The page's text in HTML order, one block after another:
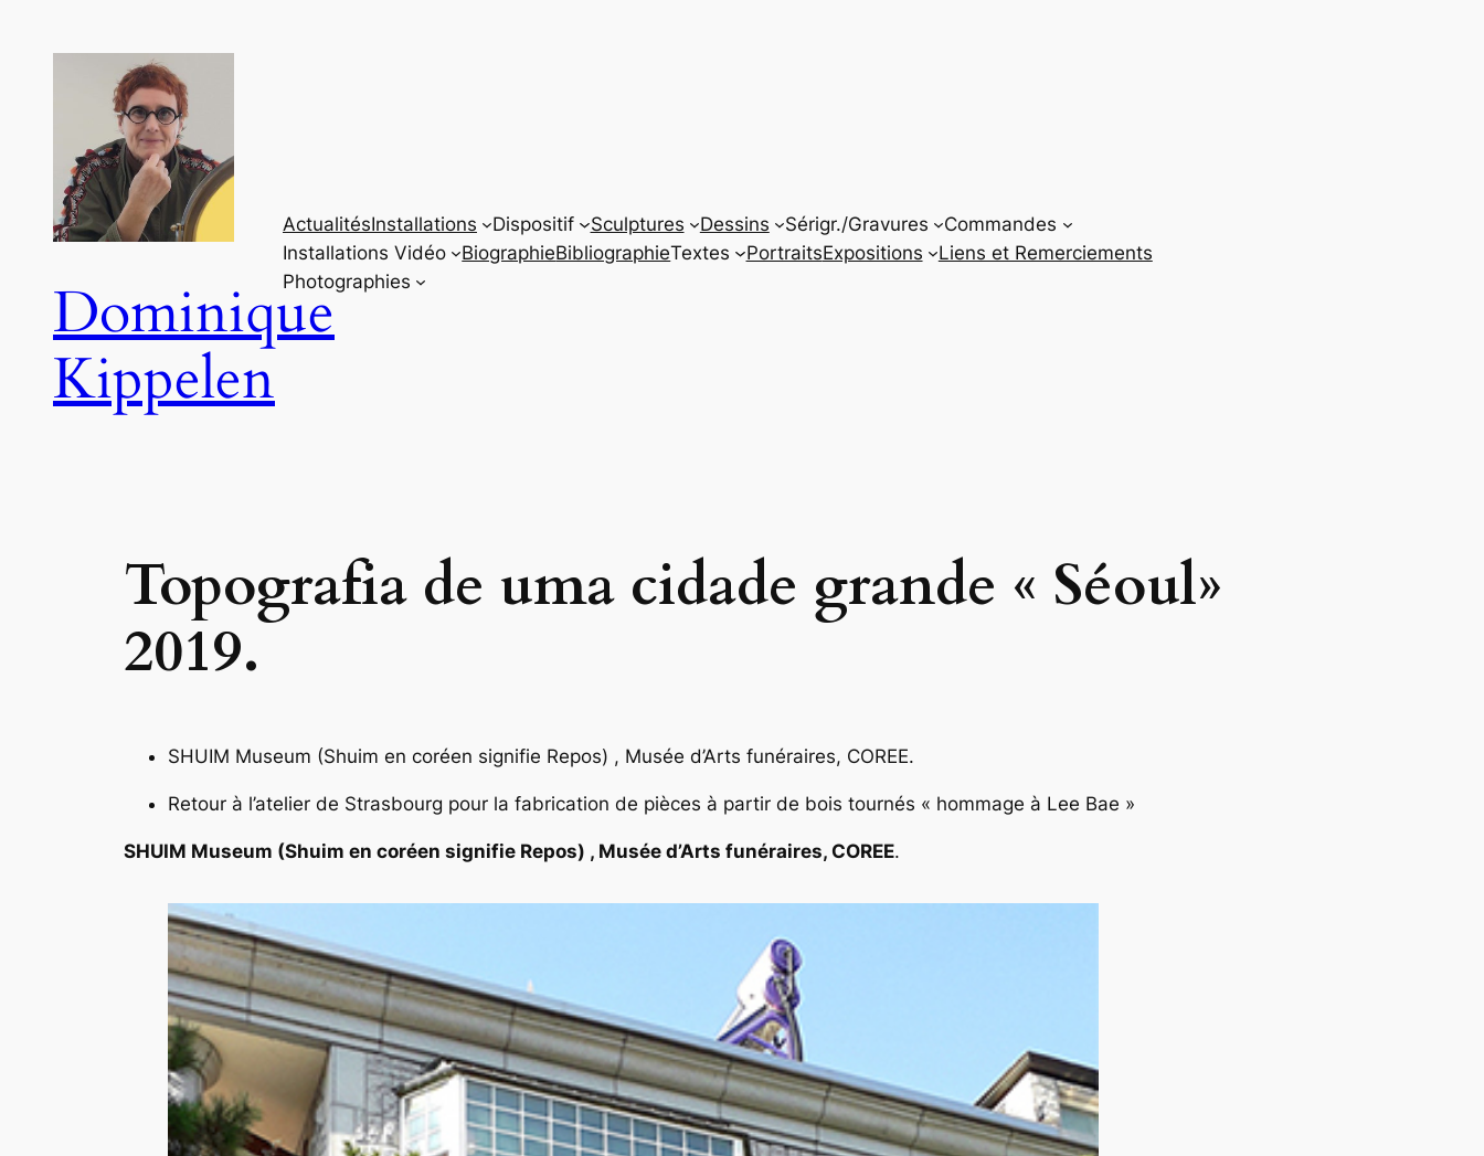
Dominique
Kippelen
ActualitésInstallations Dispositif Sculptures Dessins Sérigr./Gravures
Commandes
Installations Vidéo
BiographieBibliographieTextes PortraitsExpositions
Liens et Remerciements
Photographies
Topografia de uma cidade grande « Séoul»
2019.
SHUIM Museum (Shuim en coréen signifie Repos) , Musée d’Arts funéraires, COREE.
Retour à l’atelier de Strasbourg pour la fabrication de pièces à partir de bois tournés « hommage à Lee Bae »
SHUIM Museum (Shuim en coréen signifie Repos) , Musée d’Arts funéraires, COREE.